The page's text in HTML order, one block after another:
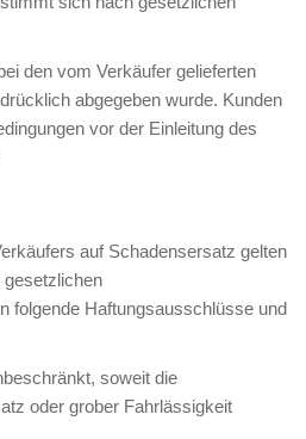
den vom Verkäufer gelieferten
abgegeben wurde. Kunden
vor der Einleitung des
auf Schadensersatz gelten
gesetzlichen
folgende Haftungsausschlüsse und
soweit die
oder grober Fahrlässigkeit